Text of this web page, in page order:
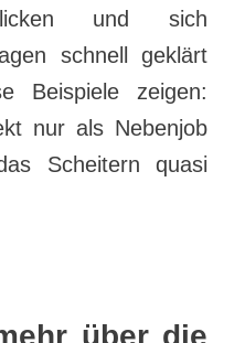
und sich
schnell geklärt
Beispiele zeigen:
nur als Nebenjob
Scheitern quasi